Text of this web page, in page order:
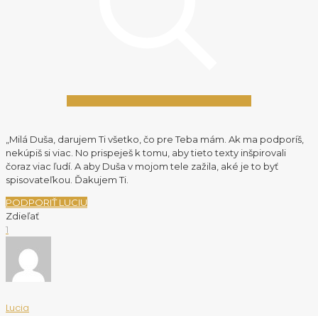
„Milá Duša, darujem Ti všetko, čo pre Teba mám. Ak ma podporíš,
nekúpiš si viac. No prispeješ k tomu, aby tieto texty inšpirovali
čoraz viac ľudí. A aby Duša v mojom tele zažila, aké je to byť
spisovateľkou. Ďakujem Ti.
PODPORIŤ LUCIU
Zdieľať
1
Lucia